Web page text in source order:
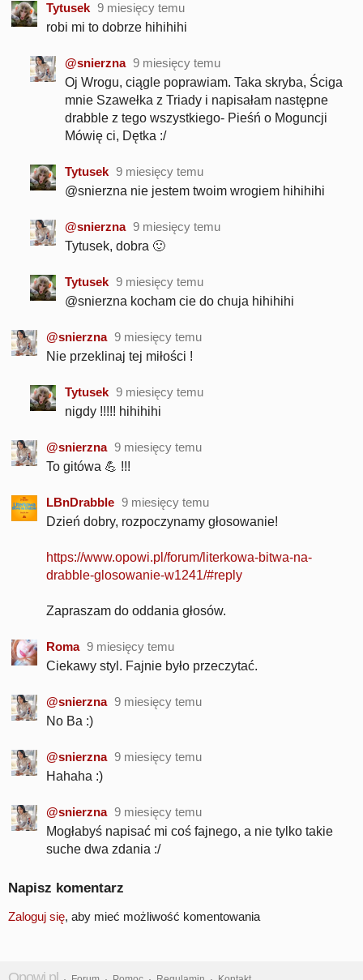
Tytusek 9 miesięcy temu
robi mi to dobrze hihihihi
@snierzna 9 miesięcy temu
Oj Wrogu, ciągle poprawiam. Taka skryba, Ściga
mnie Szawełka z Triady i napisałam następne
drabble z tego wszystkiego- Pieśń o Moguncji
Mówię ci, Dętka :/
Tytusek 9 miesięcy temu
@snierzna nie jestem twoim wrogiem hihihihi
@snierzna 9 miesięcy temu
Tytusek, dobra 🙂
Tytusek 9 miesięcy temu
@snierzna kocham cie do chuja hihihihi
@snierzna 9 miesięcy temu
Nie przeklinaj tej miłości !
Tytusek 9 miesięcy temu
nigdy !!!!! hihihihi
@snierzna 9 miesięcy temu
To gitówa 💪 !!!
LBnDrabble 9 miesięcy temu
Dzień dobry, rozpoczynamy głosowanie!
https://www.opowi.pl/forum/literkowa-bitwa-na-
drabble-glosowanie-w1241/#reply
Zapraszam do oddania głosów.
Roma 9 miesięcy temu
Ciekawy styl. Fajnie było przeczytać.
@snierzna 9 miesięcy temu
No Ba :)
@snierzna 9 miesięcy temu
Hahaha :)
@snierzna 9 miesięcy temu
Mogłabyś napisać mi coś fajnego, a nie tylko takie
suche dwa zdania :/
Napisz komentarz
Zaloguj się, aby mieć możliwość komentowania